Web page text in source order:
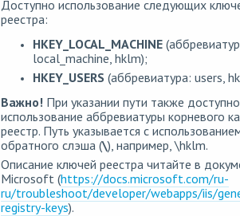
Доступно использование следующих
реестра:
HKEY_LOCAL_MACHINE
local_machine, hklm);
HKEY_USERS (аббревиатура: users,
Важно! При указании пути также доступно
использование аббревиатуры корневого
реестр. Путь указывается с
обратного слэша (\), например, \hklm.
Описание ключей реестра читайте в
Microsoft (https://docs.microsoft.com/ru-
ru/troubleshoot/developer/webapps/iis/
registry-keys).